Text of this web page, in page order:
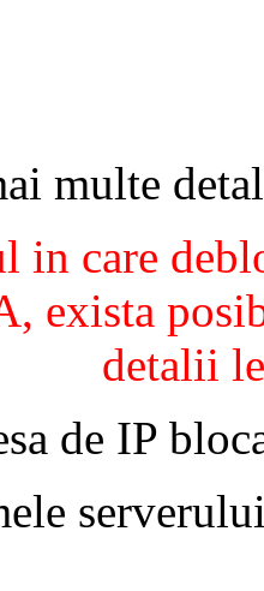
multe
in care
exista
detalii
de IP